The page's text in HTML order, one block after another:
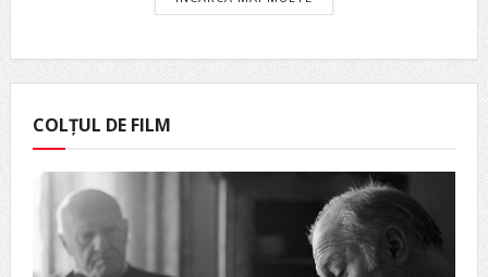
COLȚUL DE FILM